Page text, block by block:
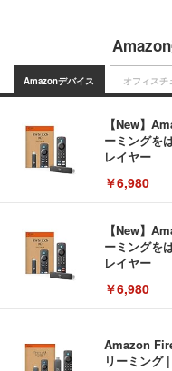
Amazonデバイス
【New】
ーミングを
レイヤー
￥6,980
【New】
ーミングを
レイヤー
￥6,980
Amazon
リーミング
オフィスチ